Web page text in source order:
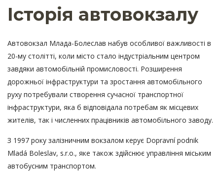
Історія автовокзалу
Автовокзал Млада-Болеслав набув особливої важливості в
20-му столітті, коли місто стало індустріальним центром
завдяки автомобільній промисловості. Розширення
дорожньої інфраструктури та зростання автомобільного
руху потребували створення сучасної транспортної
інфраструктури, яка б відповідала потребам як місцевих
жителів, так і численних працівників автомобільного заводу.
З 1997 року залізничним вокзалом керує Dopravní podnik
Mladá Boleslav, s.r.o., яке також здійснює управління міським
автобусним транспортом.